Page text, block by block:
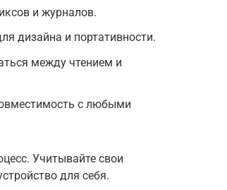
и журналов.
дизайна и портативности.
между чтением и
с любыми
Учитывайте свои
для себя.